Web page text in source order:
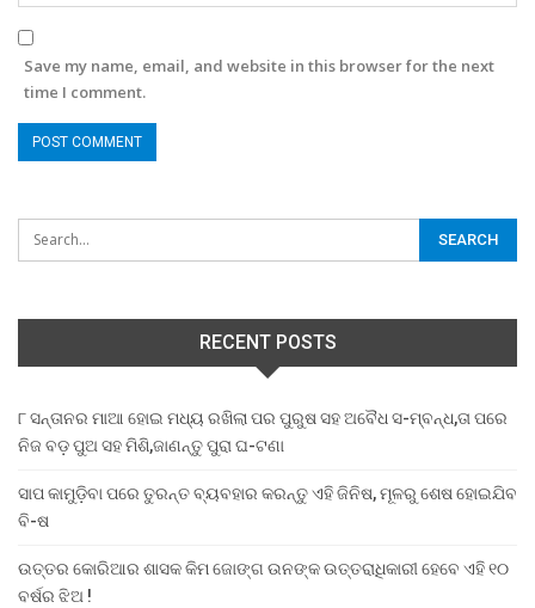
Save my name, email, and website in this browser for the next
time I comment.
RECENT POSTS
୮ ସନ୍ତାନର ମାଆ ହୋଇ ମଧ୍ୟ ରଖିଲା ପର ପୁରୁଷ ସହ ଅବୈଧ ସ-ମ୍ବନ୍ଧ,ତା ପରେ
ନିଜ ବଡ଼ ପୁଅ ସହ ମିଶି,ଜାଣନ୍ତୁ ପୁରା ଘ-ଟଣା
ସାପ କାମୁଡ଼ିବା ପରେ ତୁରନ୍ତ ବ୍ୟବହାର କରନ୍ତୁ ଏହି ଜିନିଷ, ମୂଳରୁ ଶେଷ ହୋଇଯିବ
ବି-ଷ
ଉତ୍ତର କୋରିଆର ଶାସକ କିମ ଜୋଙ୍ଗ ଉନଙ୍କ ଉତ୍ତରାଧିକାରୀ ହେବେ ଏହି ୧୦
ବର୍ଷର ଝିଅ !